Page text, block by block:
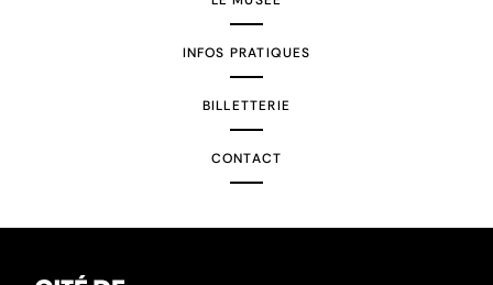
INFOS PRATIQUES
BILLETTERIE
CONTACT